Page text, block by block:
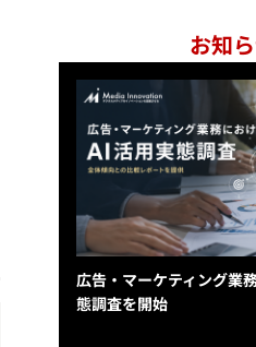
お知
広告・マーケティング業
態調査を開始